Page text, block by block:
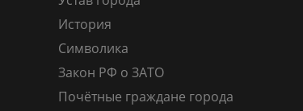
История
Символика
Закон РФ о ЗАТО
Почётные граждане города